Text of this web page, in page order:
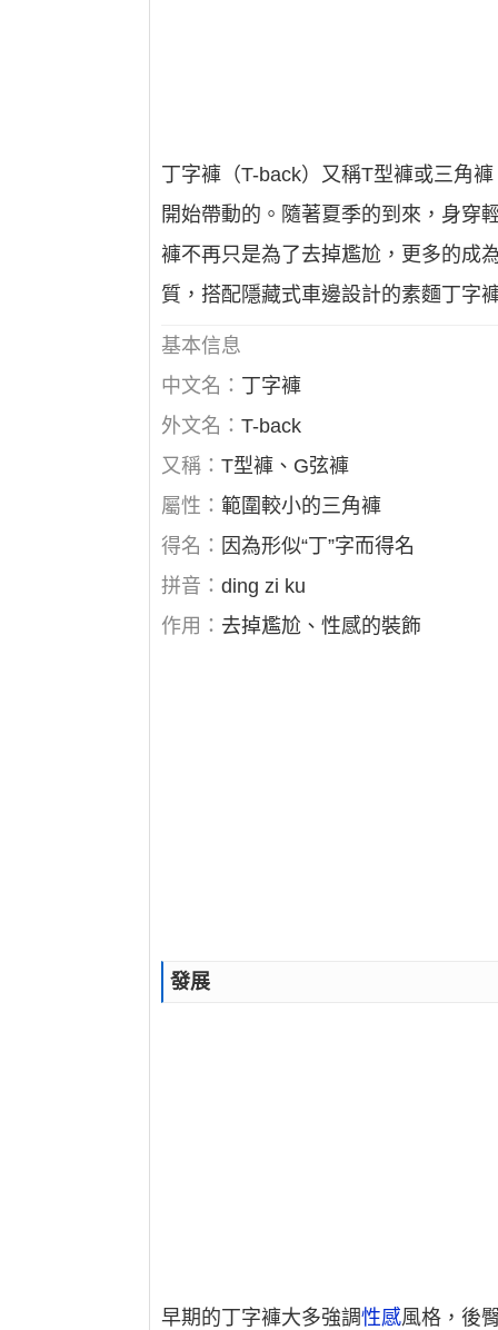
丁字褲（T-back）又稱T型褲或三角
開始帶動的。隨著夏季的到來，身穿
褲不再只是為了去掉尷尬，更多的成
質，搭配隱藏式車邊設計的素麵丁字
基本信息
中文名： 丁字褲
外文名：T-back
又稱：T型褲、G弦褲
屬性：範圍較小的三角褲
得名： 因為形似“丁”字而得名
拼音：ding zi ku
作用： 去掉尷尬、性感的裝飾
發展
早期的丁字褲大多強調性感風格，後